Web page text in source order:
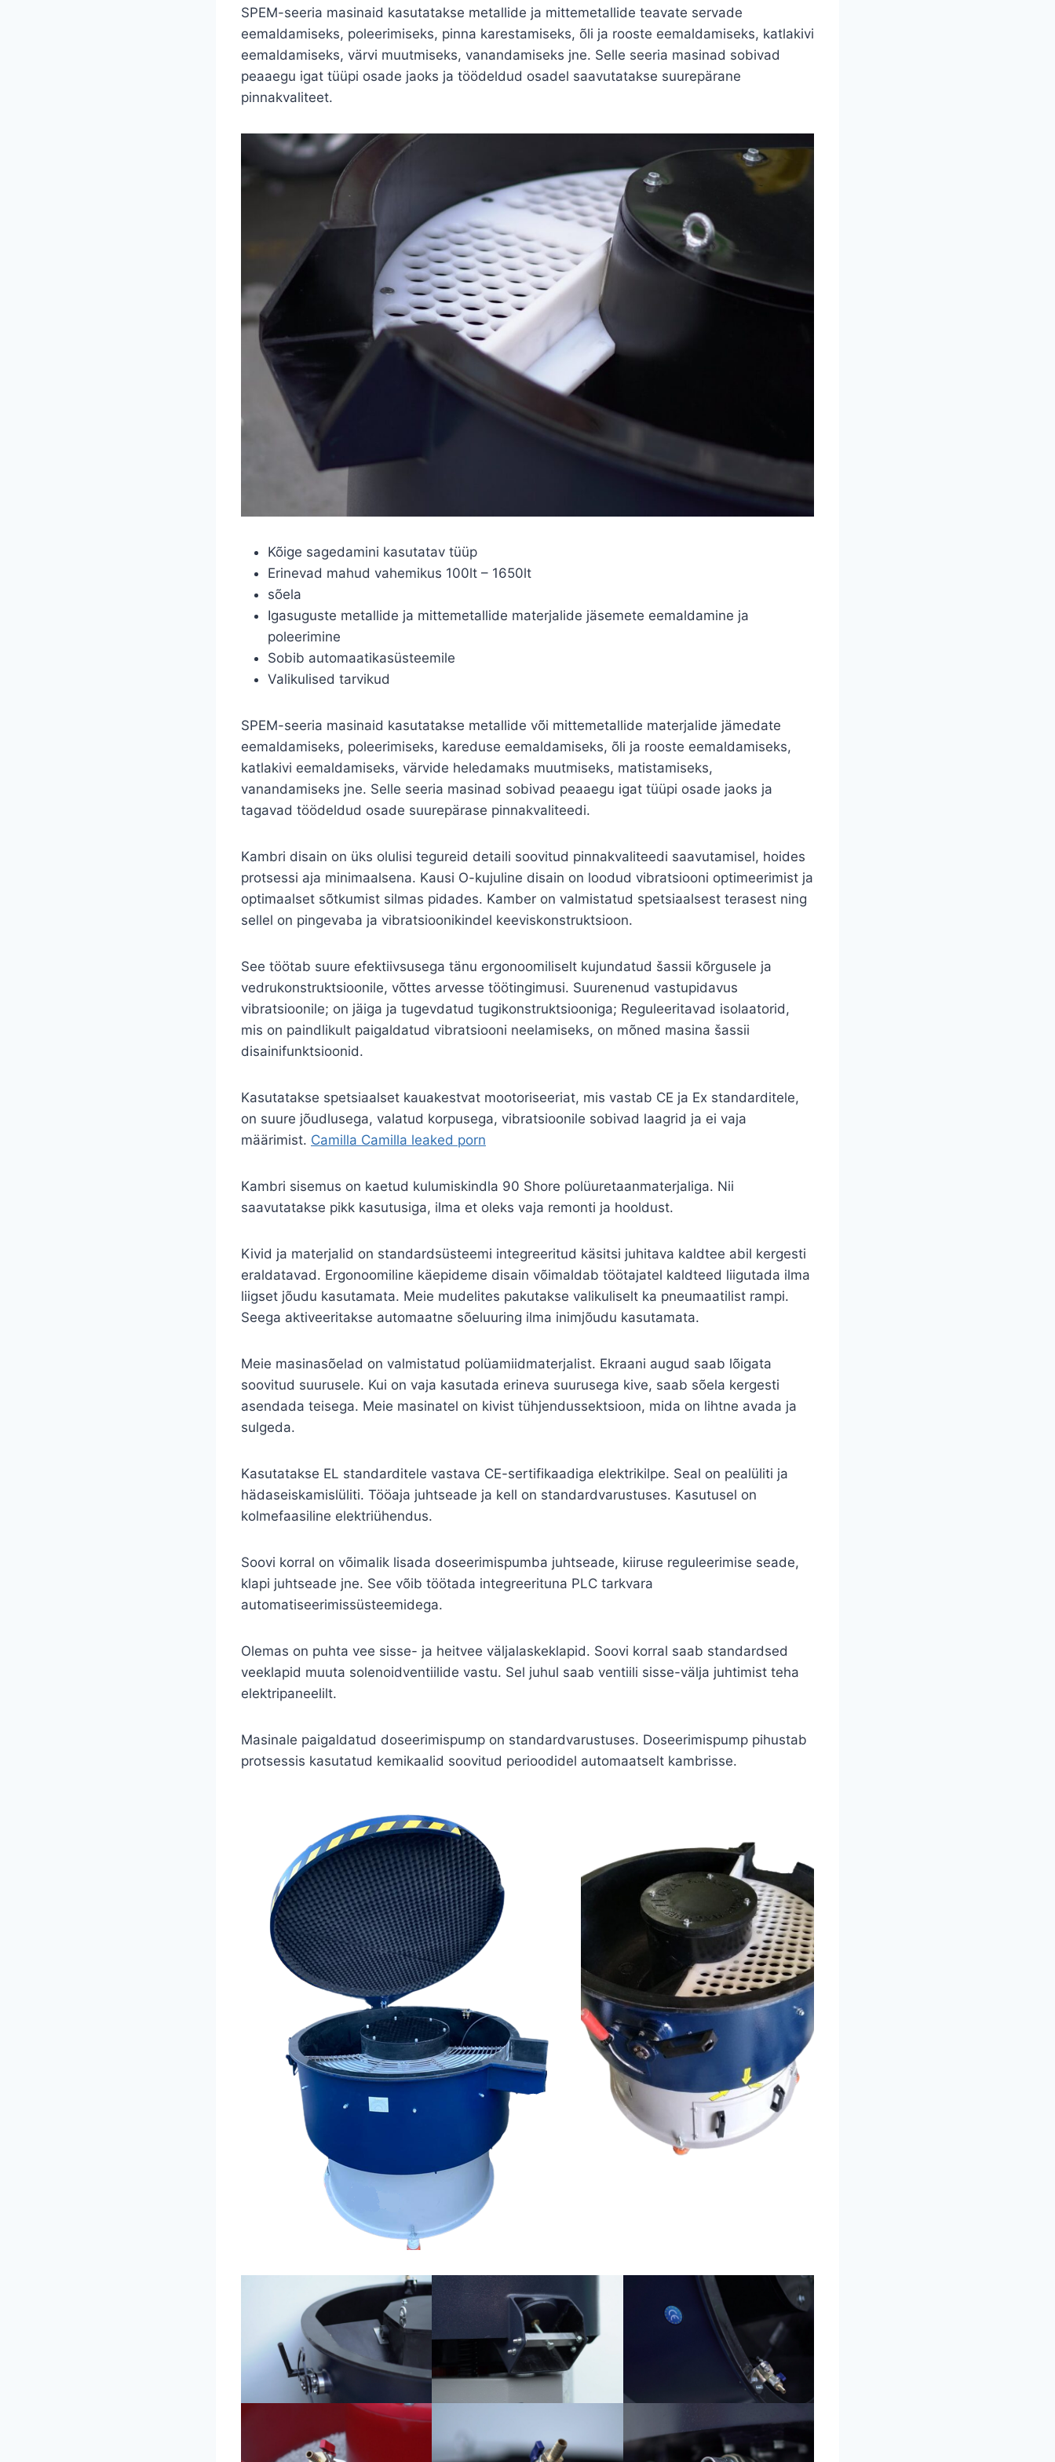
SPEM-seeria masinaid kasutatakse metallide ja mittemetallide teavate servade
eemaldamiseks, poleerimiseks, pinna karestamiseks, õli ja rooste eemaldamiseks, katlakivi
eemaldamiseks, värvi muutmiseks, vanandamiseks jne. Selle seeria masinad sobivad
peaaegu igat tüüpi osade jaoks ja töödeldud osadel saavutatakse suurepärane
pinnakvaliteet.
Kõige sagedamini kasutatav tüüp
Erinevad mahud vahemikus 100lt – 1650lt
sõela
Igasuguste metallide ja mittemetallide materjalide jäsemete eemaldamine ja
poleerimine
Sobib automaatikasüsteemile
Valikulised tarvikud
SPEM-seeria masinaid kasutatakse metallide või mittemetallide materjalide jämedate
eemaldamiseks, poleerimiseks, kareduse eemaldamiseks, õli ja rooste eemaldamiseks,
katlakivi eemaldamiseks, värvide heledamaks muutmiseks, matistamiseks,
vanandamiseks jne. Selle seeria masinad sobivad peaaegu igat tüüpi osade jaoks ja
tagavad töödeldud osade suurepärase pinnakvaliteedi.
Kambri disain on üks olulisi tegureid detaili soovitud pinnakvaliteedi saavutamisel, hoides
protsessi aja minimaalsena. Kausi O-kujuline disain on loodud vibratsiooni optimeerimist ja
optimaalset sõtkumist silmas pidades. Kamber on valmistatud spetsiaalsest terasest ning
sellel on pingevaba ja vibratsioonikindel keeviskonstruktsioon.
See töötab suure efektiivsusega tänu ergonoomiliselt kujundatud šassii kõrgusele ja
vedrukonstruktsioonile, võttes arvesse töötingimusi. Suurenenud vastupidavus
vibratsioonile; on jäiga ja tugevdatud tugikonstruktsiooniga; Reguleeritavad isolaatorid,
mis on paindlikult paigaldatud vibratsiooni neelamiseks, on mõned masina šassii
disainifunktsioonid.
Kasutatakse spetsiaalset kauakestvat mootoriseeriat, mis vastab CE ja Ex standarditele,
on suure jõudlusega, valatud korpusega, vibratsioonile sobivad laagrid ja ei vaja
määrimist. Camilla Camilla leaked porn
Kambri sisemus on kaetud kulumiskindla 90 Shore polüuretaanmaterjaliga. Nii
saavutatakse pikk kasutusiga, ilma et oleks vaja remonti ja hooldust.
Kivid ja materjalid on standardsüsteemi integreeritud käsitsi juhitava kaldtee abil kergesti
eraldatavad. Ergonoomiline käepideme disain võimaldab töötajatel kaldteed liigutada ilma
liigset jõudu kasutamata. Meie mudelites pakutakse valikuliselt ka pneumaatilist rampi.
Seega aktiveeritakse automaatne sõeluuring ilma inimjõudu kasutamata.
Meie masinasõelad on valmistatud polüamiidmaterjalist. Ekraani augud saab lõigata
soovitud suurusele. Kui on vaja kasutada erineva suurusega kive, saab sõela kergesti
asendada teisega. Meie masinatel on kivist tühjendussektsioon, mida on lihtne avada ja
sulgeda.
Kasutatakse EL standarditele vastava CE-sertifikaadiga elektrikilpe. Seal on pealüliti ja
hädaseiskamislüliti. Tööaja juhtseade ja kell on standardvarustuses. Kasutusel on
kolmefaasiline elektriühendus.
Soovi korral on võimalik lisada doseerimispumba juhtseade, kiiruse reguleerimise seade,
klapi juhtseade jne. See võib töötada integreerituna PLC tarkvara
automatiseerimissüsteemidega.
Olemas on puhta vee sisse- ja heitvee väljalaskeklapid. Soovi korral saab standardsed
veeklapid muuta solenoidventiilide vastu. Sel juhul saab ventiili sisse-välja juhtimist teha
elektripaneelilt.
Masinale paigaldatud doseerimispump on standardvarustuses. Doseerimispump pihustab
protsessis kasutatud kemikaalid soovitud perioodidel automaatselt kambrisse.